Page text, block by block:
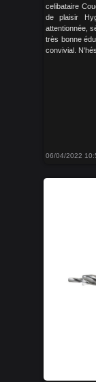
celibataire
de plaisir
attentionnée,
très bonne
convivial.
06/04/2022